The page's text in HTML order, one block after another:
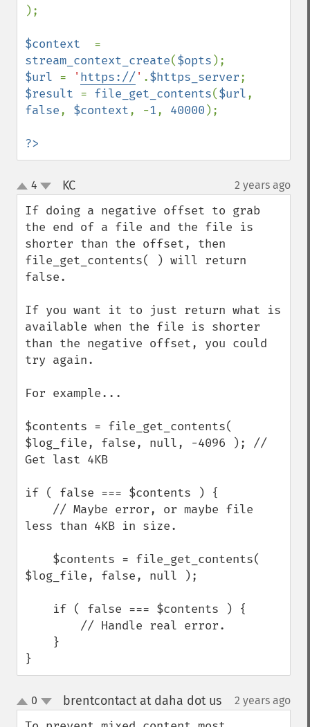
);
$context
stream_context_create($opts
$url = ' https:// ' .$https_server
$result = file_get_contents($url
false, $context, -1, 40000 );
?>
up
down
4 KC¶ 2 years ago
If doing a negative offset to grab
the end of a file and the file is
shorter than the offset, then
file_get_contents( ) will return
false.
If you want it to just return what is
available when the file is shorter
than the negative offset, you could
try again.
For example...
$contents = file_get_contents(
$log_file, false, null, -4096 ); //
Get last 4KB
if ( false === $contents ) {
less than 4KB in size.
$log_file, false, null );
}
up
down
0 brentcontact at daha dot us¶ 2 years ago